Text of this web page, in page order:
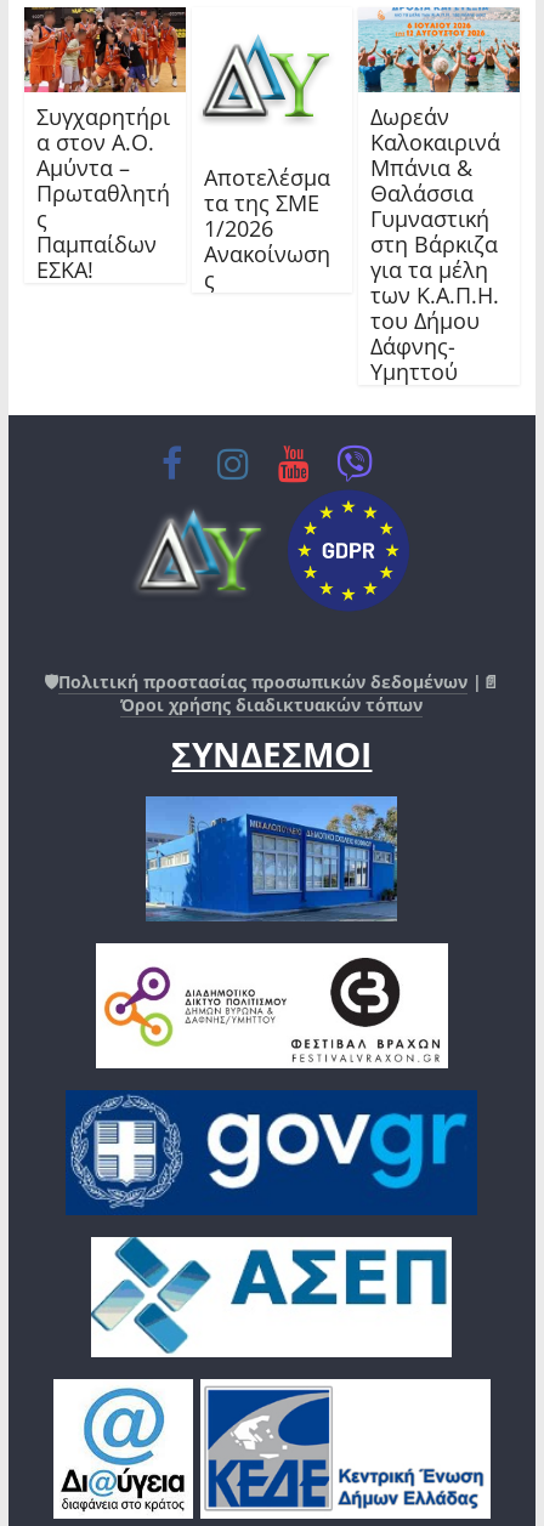
Συγχαρητήρι
α στον Α.Ο.
Αμύντα –
Πρωταθλητή
ς
Παμπαίδων
ΕΣΚΑ!
Αποτελέσμα
τα της ΣΜΕ
1/2026
Ανακοίνωση
ς
Δωρεάν
Καλοκαιρινά
Μπάνια &
Θαλάσσια
Γυμναστική
στη Βάρκιζα
για τα μέλη
των Κ.Α.Π.Η.
του Δήμου
Δάφνης-
Υμηττού
🛡️Πολιτική προστασίας προσωπικών δεδομένων |📄
Όροι χρήσης διαδικτυακών τόπων
ΣΥΝΔΕΣΜΟΙ